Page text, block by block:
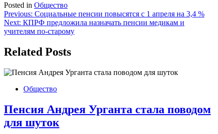
Posted in Общество
Навигация
по
Previous: Социальные пенсии повысятся с 1 апреля на 3,4 %
Next: КПРФ предложила назначать пенсии медикам и
учителям по-старому
Related Posts
Общество
Пенсия Андрея Урганта стала поводом
для шуток